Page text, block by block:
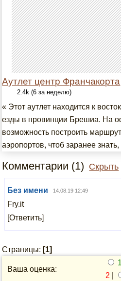
Аутлет центр Франчакорта
2.4k (6 за неделю)
« Этот аутлет находится к
езды в провинции Брешиа. На
возможность построить
аэропортов, чтоб заранее знать,
Комментарии (1) Скрыть
Без имени 14.08.19 12:49
Fry.it
[Ответить]
Страницы: [1]
Ваша оценка:
2